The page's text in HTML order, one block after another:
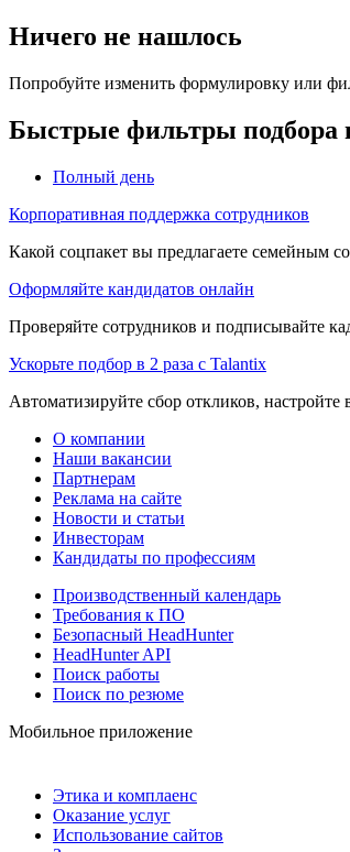
Ничего не нашлось
Попробуйте изменить формулировку или
Быстрые фильтры подбора
Полный день
Корпоративная поддержка сотрудников
Какой соцпакет вы предлагаете семейным
Оформляйте кандидатов онлайн
Проверяйте сотрудников и подписывайте
Ускорьте подбор в 2 раза с Talantix
Автоматизируйте сбор откликов,
О компании
Наши вакансии
Партнерам
Реклама на сайте
Новости и статьи
Инвесторам
Кандидаты по профессиям
Производственный календарь
Требования к ПО
Безопасный HeadHunter
HeadHunter API
Поиск работы
Поиск по резюме
Мобильное приложение
Этика и комплаенс
Оказание услуг
Использование сайтов